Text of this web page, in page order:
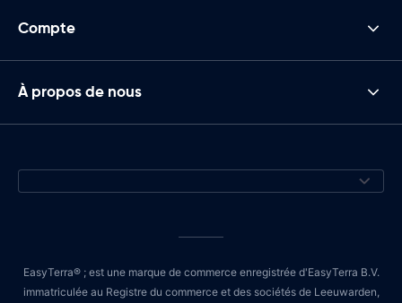
Compte
À propos de nous
EasyTerra® ; est une marque de commerce enregistrée d'EasyTerra B.V.
immatriculée au Registre du commerce et des sociétés de Leeuwarden,